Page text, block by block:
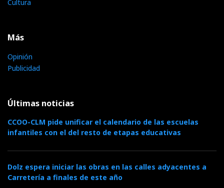
Cultura
Más
Opinión
Publicidad
Últimas noticias
CCOO-CLM pide unificar el calendario de las escuelas
infantiles con el del resto de etapas educativas
Dolz espera iniciar las obras en las calles adyacentes a
Carretería a finales de este año